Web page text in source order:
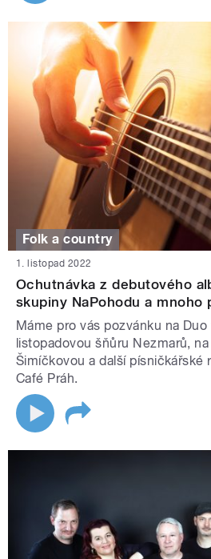
Folk a country
1. listopad 2022
Ochutnávka z debutového
skupiny NaPohodu a mnoho
Máme pro vás pozvánku na
listopadovou šňůru Nezmarů,
Šimíčkovou a další písničkářské
Café Práh.